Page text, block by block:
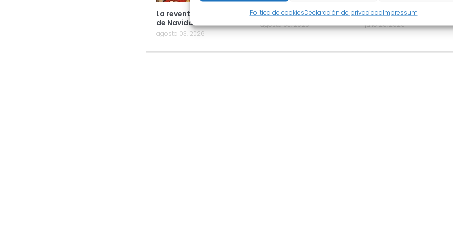
Política de cookiesDeclaración de privacidadImpressum
La reventa de la Lotería
de Navidad
agosto 03, 2026
Nuestra Apuesta 178
agosto 03, 2026
LINEAS ROJAS – EDITORIAL
julio 28, 2026